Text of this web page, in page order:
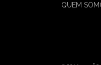
QUEM